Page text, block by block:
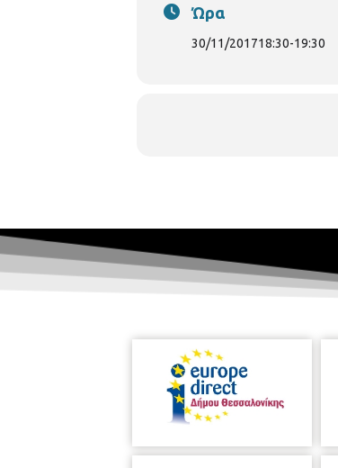
Ώρα
30/11/201718:30-19:30